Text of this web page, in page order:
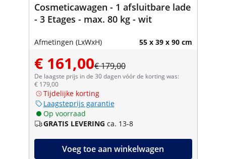
Cosmeticawagen - 1 afsluitbare lade
- 3 Etages - max. 80 kg - wit
Afmetingen (LxWxH) 55 x 39 x 90 cm
€ 161,00€ 179,00
De laagste prijs in de 30 dagen vóór de korting was:
€ 179,00
Tijdelijke korting
Laagsteprijs garantie
Op voorraad
GRATIS LEVERING ca. 13-8
Voeg toe aan winkelwagen